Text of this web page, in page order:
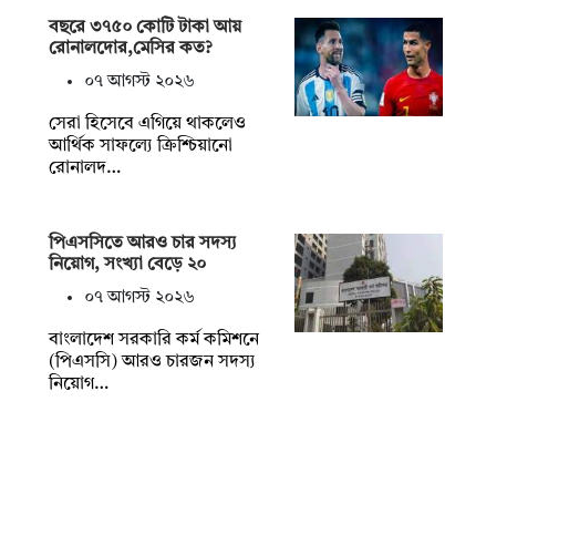
বছরে ৩৭৫০ কোটি টাকা আয়
রোনালদোর,মেসির কত?
০৭ আগস্ট ২০২৬
সেরা হিসেবে এগিয়ে থাকলেও
আর্থিক সাফল্যে ক্রিশ্চিয়ানো
রোনালদ…
পিএসসিতে আরও চার সদস্য
নিয়োগ, সংখ্যা বেড়ে ২০
০৭ আগস্ট ২০২৬
বাংলাদেশ সরকারি কর্ম কমিশনে
(পিএসসি) আরও চারজন সদস্য
নিয়োগ…